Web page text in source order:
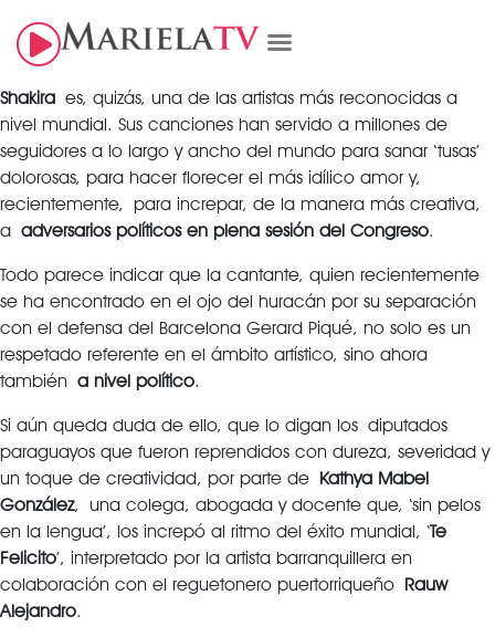
Shakira es, quizás, una de las artistas más reconocidas a
nivel mundial. Sus canciones han servido a millones de
seguidores a lo largo y ancho del mundo para sanar ‘tusas’
dolorosas, para hacer florecer el más idílico amor y,
recientemente, para increpar, de la manera más creativa,
a adversarios políticos en plena sesión del Congreso.
Todo parece indicar que la cantante, quien recientemente
se ha encontrado en el ojo del huracán por su separación
con el defensa del Barcelona Gerard Piqué, no solo es un
respetado referente en el ámbito artístico, sino ahora
también a nivel político.
Si aún queda duda de ello, que lo digan los diputados
paraguayos que fueron reprendidos con dureza, severidad y
un toque de creatividad, por parte de Kathya Mabel
González, una colega, abogada y docente que, ‘sin pelos
en la lengua’, los increpó al ritmo del éxito mundial, ‘Te
Felicito’, interpretado por la artista barranquillera en
colaboración con el reguetonero puertorriqueño Rauw
Alejandro.